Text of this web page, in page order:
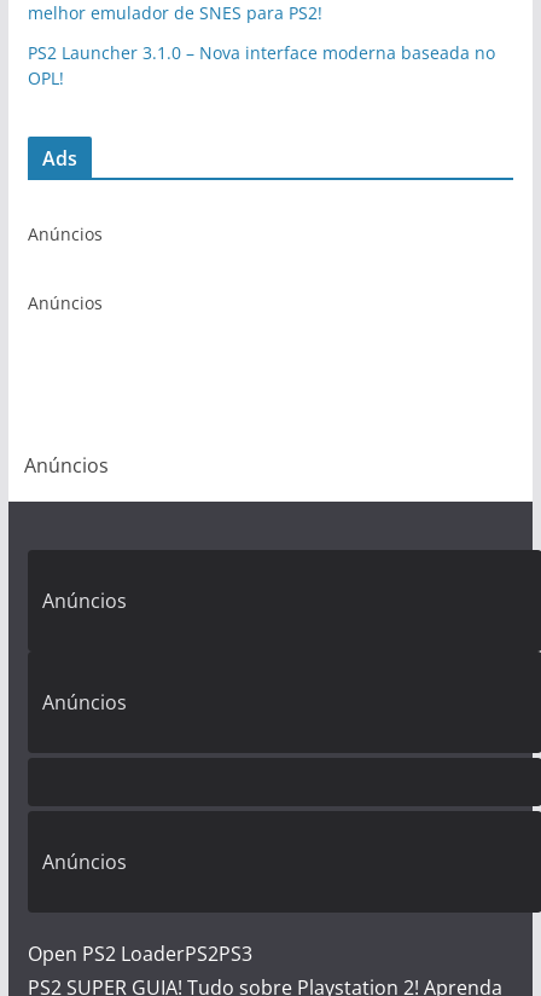
melhor emulador de SNES para PS2!
PS2 Launcher 3.1.0 – Nova interface moderna baseada no
OPL!
Ads
Anúncios
Anúncios
Anúncios
Anúncios
Anúncios
Anúncios
Open PS2 LoaderPS2PS3
PS2 SUPER GUIA! Tudo sobre Playstation 2! Aprenda